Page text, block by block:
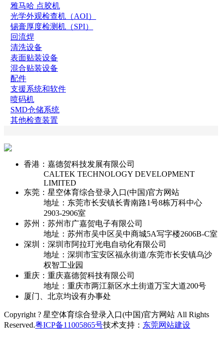
雅马哈 点胶机
光学外观检查机（AOI）
锡膏厚度检测机（SPI）
回流焊
清洗设备
表面贴装设备
混合贴装设备
配件
支援系统和软件
喷码机
SMD仓储系统
其他检查装置
香港：嘉德贺科技发展有限公司
CALTEK TECHNOLOGY DEVELOPMENT
LIMITED
东莞：星空体育综合登录入口(中国)官方网站
地址：东莞市长安镇长青南路1号8栋万科中心
2903-2906室
苏州：苏州市广嘉贺电子有限公司
地址：苏州市吴中区吴中商城5A写字楼2606B-C室
深圳：深圳市阿拉玎光电自动化有限公司
地址：深圳市宝安区福永街道/东莞市长安镇乌沙
权智工业园
重庆：重庆嘉德贺科技有限公司
地址：重庆市两江新区水土街道万宝大道200号
厦门、北京均设有办事处
Copyright ? 星空体育综合登录入口(中国)官方网站 All Rights
Reserved.粤ICP备11005865号技术支持： 东莞网站建设